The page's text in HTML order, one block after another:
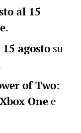
al 15
.
15 agostosu
of Two:
Xbox Onee